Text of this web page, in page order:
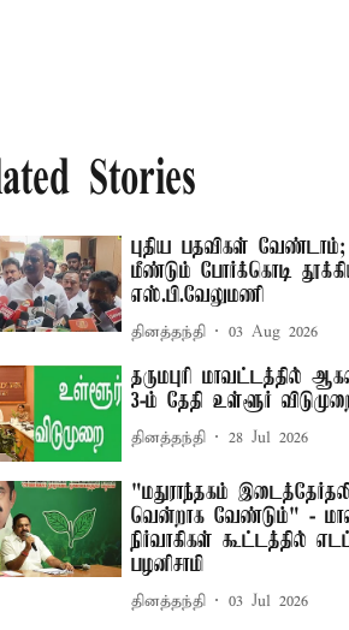
Stories
புதிய பதவிகள் வேண்டாம்;
மீண்டும் போர்க்கொடி
எஸ்.பி.வேலுமணி
தினத்தந்தி 03 Aug 2026
தருமபுரி மாவட்டத்தில்
3-ம் தேதி உள்ளூர்
தினத்தந்தி 28 Jul 2026
"மதுராந்தகம்
வென்றாக வேண்டும்" -
நிர்வாகிகள் கூட்டத்தில்
பழனிசாமி
தினத்தந்தி 03 Jul 2026